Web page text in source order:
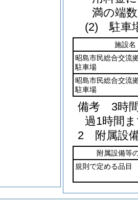
満の端
(2) 駐車
施設名
昭島市民総合交流
駐車場
昭島市民総合交流
駐車場
備考 3時間
過1時間
2 附属設
附属設備等
規則で定める品目